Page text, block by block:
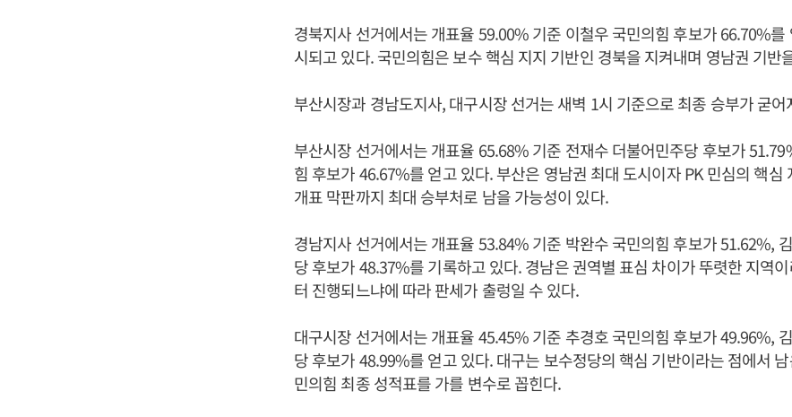
경북지사 선거에서는 개표율 59.00% 기준 이철우 국민의힘 후보가 66.70%를
시되고 있다. 국민의힘은 보수 핵심 지지 기반인 경북을 지켜내며 영남권 기반
부산시장과 경남도지사, 대구시장 선거는 새벽 1시 기준으로 최종 승부가 굳
부산시장 선거에서는 개표율 65.68% 기준 전재수 더불어민주당 후보가
힘 후보가 46.67%를 얻고 있다. 부산은 영남권 최대 도시이자 PK 민심의 핵심
개표 막판까지 최대 승부처로 남을 가능성이 있다.
경남지사 선거에서는 개표율 53.84% 기준 박완수 국민의힘 후보가 51.62%,
당 후보가 48.37%를 기록하고 있다. 경남은 권역별 표심 차이가 뚜렷한 지역
터 진행되느냐에 따라 판세가 출렁일 수 있다.
대구시장 선거에서는 개표율 45.45% 기준 추경호 국민의힘 후보가 49.96%,
당 후보가 48.99%를 얻고 있다. 대구는 보수정당의 핵심 기반이라는 점에서
민의힘 최종 성적표를 가를 변수로 꼽힌다.